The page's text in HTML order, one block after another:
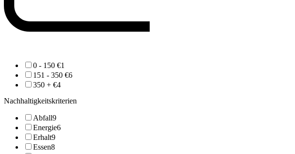
0 - 150 €1
151 - 350 €6
350 + €4
Nachhaltigkeitskriterien
Abfall9
Energie6
Erhalt9
Essen8